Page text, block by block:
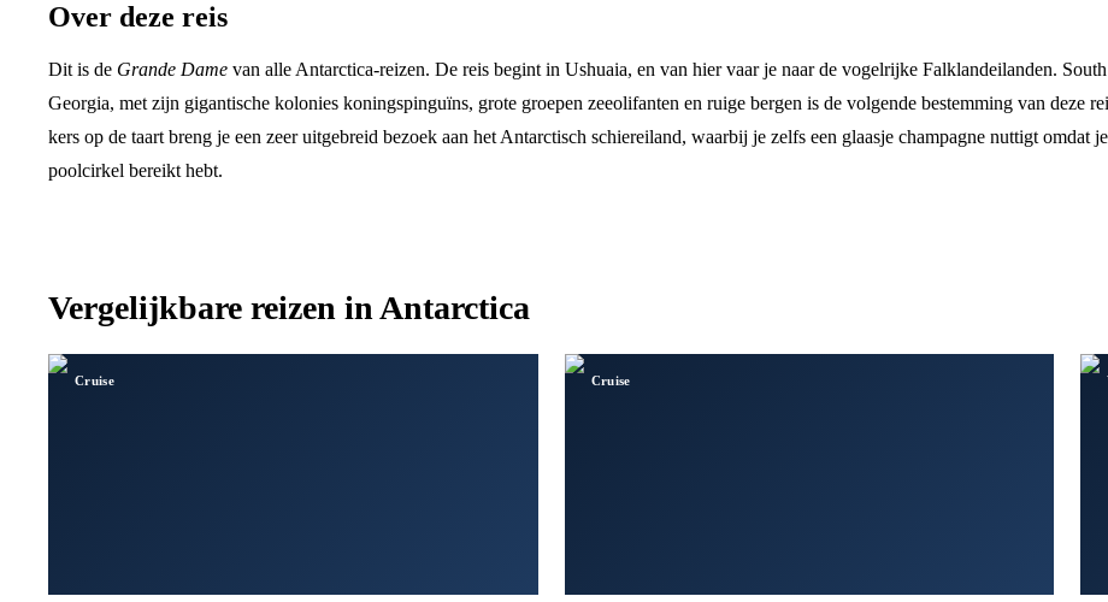
Over deze reis
Dit is de Grande Dame van alle Antarctica-reizen. De reis begint in Ushuaia, en van hier vaar je naar de vogelrijke Falklandeilanden. South
Georgia, met zijn gigantische kolonies koningspinguïns, grote groepen zeeolifanten en ruige bergen is de volgende bestemming van deze
kers op de taart breng je een zeer uitgebreid bezoek aan het Antarctisch schiereiland, waarbij je zelfs een glaasje champagne nuttigt omdat
poolcirkel bereikt hebt.
Vergelijkbare reizen in Antarctica
Cruise Cruise